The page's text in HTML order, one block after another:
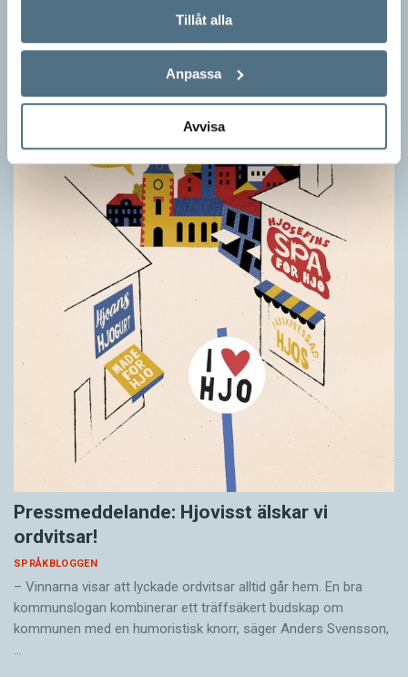
Tillåt alla
Anpassa
Avvisa
Grundsärskola byter namn till anpassad grundskola och
stor del i att detta namnbyte sker är artonåriga Leo Lust…
Pressmeddelande: Hjovisst älskar vi
ordvitsar!
SPRÅKBLOGGEN
– Vinnarna visar att lyckade ordvitsar alltid går hem. En bra
kommunslogan kombinerar ett träffsäkert budskap om
kommunen med en humoristisk knorr, säger Anders Svensson,
…